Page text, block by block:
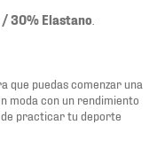
30% Elastano
que puedas comenzar una
moda con un rendimiento
practicar tu deporte